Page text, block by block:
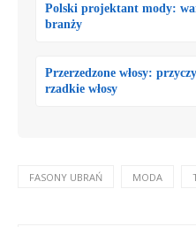
Polski projektant mody:
branży
Przerzedzone włosy:
rzadkie włosy
FASONY UBRAŃ MODA